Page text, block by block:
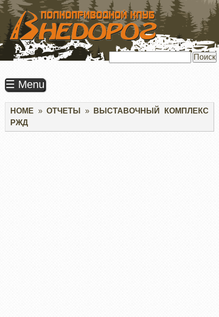
ПЕРЕЙТИ
ОСНОВНОМУ
СОДЕРЖАНИЮ
☰ Menu
Строка
навигации
HOME ОТЧЕТЫ
ВЫСТАВОЧНЫЙ КОМПЛЕКС
РЖД